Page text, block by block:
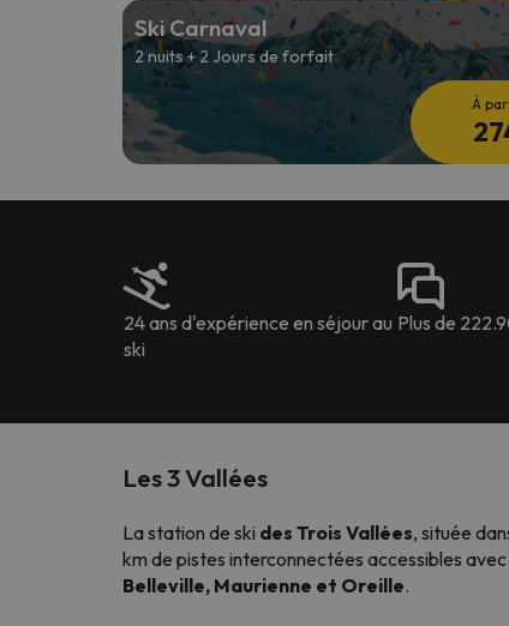
Ski Carnaval
2 nuits + 2 Jours de forfait
À
24 ans d'expérience en séjour au
ski
Plus de
Les 3 Vallées
La station de ski des Trois Vallées, située
km de pistes interconnectées accessibles
Belleville, Maurienne et Oreille.